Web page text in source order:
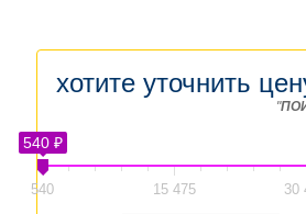
хотите уточнить
"
540 ₽
540 15 475 30